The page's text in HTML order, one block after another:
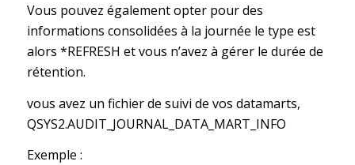
Vous pouvez également opter pour des
informations consolidées à la journée le type est
alors *REFRESH et vous n’avez à gérer le durée de
rétention.
vous avez un fichier de suivi de vos datamarts,
QSYS2.AUDIT_JOURNAL_DATA_MART_INFO
Exemple :